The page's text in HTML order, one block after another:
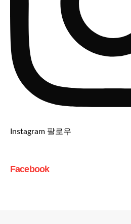
Instagram 팔로우
Facebook